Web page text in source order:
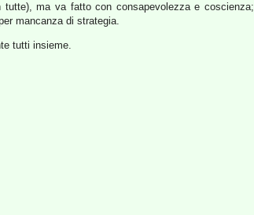
ma va fatto con consapevolezza e coscienza;
mancanza di strategia.
tutti insieme.